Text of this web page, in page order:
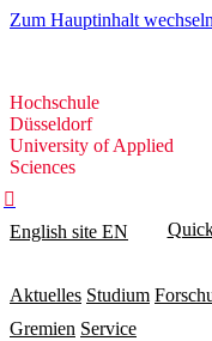
Zum Hauptinhalt wechseln
Hochschule
Düsseldorf
Hochschule
Düsseldorf
University of Applied
Sciences

English site EN
Aktuelles Studium
Gremien Service